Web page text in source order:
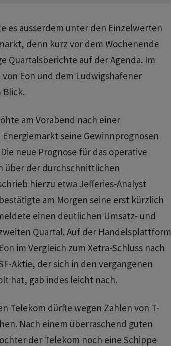
es ausserdem unter den Einzelwerten
denn kurz vor dem Wochenende
Quartalsberichte auf der Agenda. Im
von Eon und dem Ludwigshafener
Blick.
am Vorabend nach einer
seine Gewinnprognosen
neue Prognose für das operative
über der durchschnittlichen
hierzu etwa Jefferies-Analyst
am Morgen seine erst kürzlich
einen deutlichen Umsatz- und
Quartal. Auf der Handelsplattform
im Vergleich zum Xetra-Schluss nach
Aktie, der sich in den vergangenen
hat, gab indes leicht nach.
Telekom dürfte wegen Zahlen von T-
Nach einem überraschend guten
der Telekom noch eine Schippe